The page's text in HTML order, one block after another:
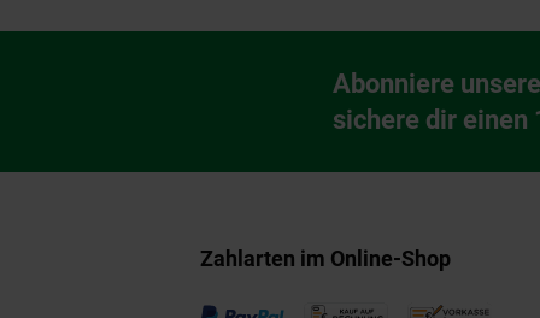
Newsletter
Abonniere
sichere dir einen
Zahlarten im Online-Shop